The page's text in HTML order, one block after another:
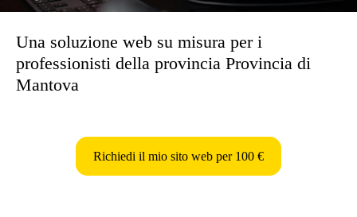
Una soluzione web su misura per i
professionisti della provincia Provincia di
Mantova
Richiedi il mio sito web per 100 €